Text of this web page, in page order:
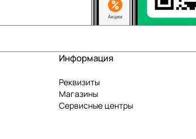
Информация
Реквизиты
Магазины
Сервисные центры